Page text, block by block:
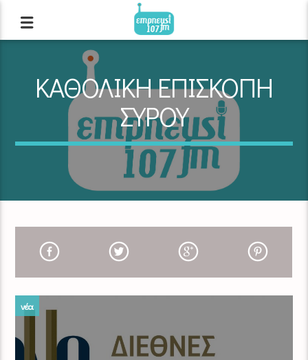
ΚΑΘΟΛΙΚΗ ΕΠΙΣΚΟΠΗ
ΣΥΡΟΥ
νέα